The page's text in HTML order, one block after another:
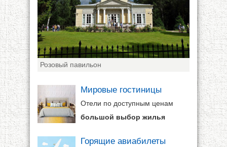
Розовый павильон
Мировые гостиницы
Отели по доступным ценам
большой выбор жилья
Горящие авиабилеты